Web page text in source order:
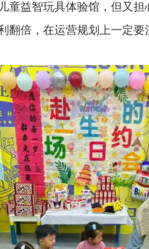
童益智玩具体验馆，但又担
翻倍，在运营规划上一定要